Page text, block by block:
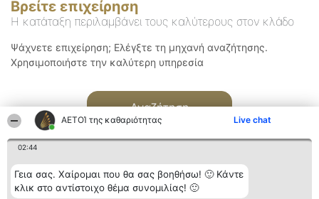
ΑΕΤΟΊ της καθαριότητας Live chat
02:44
Γεια σας. Χαίρομαι που θα σας βοηθήσω! 🙂 Κάντε
κλικ στο αντίστοιχο θέμα συνομιλίας! 🙂
Βρείτε επιχείρηση
Η κατάταξη περιλαμβάνει τους καλύτερους στον κλάδο
Ψάχνετε επιχείρηση; Ελέγξτε τη μηχανή αναζήτησης.
Χρησιμοποιήστε την καλύτερη υπηρεσία
Αναζήτηση